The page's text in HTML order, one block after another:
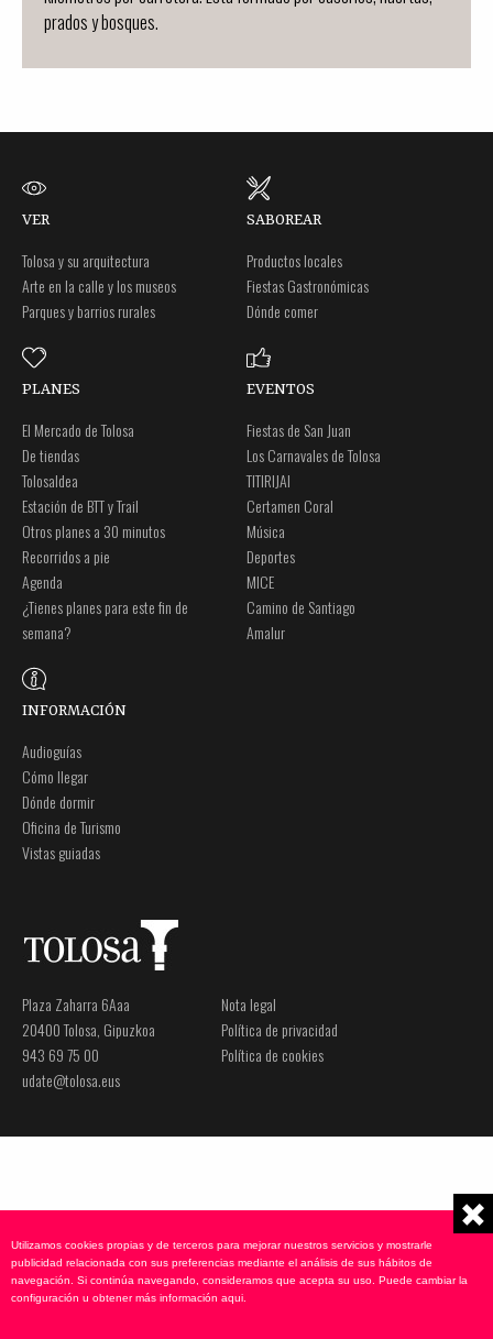
prados y bosques.
VER
Tolosa y su arquitectura
Arte en la calle y los museos
Parques y barrios rurales
SABOREAR
Productos locales
Fiestas Gastronómicas
Dónde comer
PLANES
El Mercado de Tolosa
De tiendas
Tolosaldea
Estación de BTT y Trail
Otros planes a 30 minutos
Recorridos a pie
Agenda
¿Tienes planes para este fin de
semana?
EVENTOS
Fiestas de San Juan
Los Carnavales de Tolosa
TITIRIJAI
Certamen Coral
Música
Deportes
MICE
Camino de Santiago
Amalur
INFORMACIÓN
Audioguías
Cómo llegar
Dónde dormir
Oficina de Turismo
Vistas guiadas
Plaza Zaharra 6Aaa
20400 Tolosa, Gipuzkoa
943 69 75 00
udate@tolosa.eus
Nota legal
Política de privacidad
Política de cookies
Utilizamos cookies propias y de terceros para mejorar nuestros servicios y mostrarle
publicidad relacionada con sus preferencias mediante el análisis de sus hábitos de
navegación. Si continúa navegando, consideramos que acepta su uso. Puede cambiar la
configuración u obtener más información aqui.